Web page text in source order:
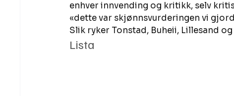
enhver innvending og kritikk, selv
«dette var skjønnsvurderingen vi
Slik ryker Tonstad, Buheii, Lillesand
Lista